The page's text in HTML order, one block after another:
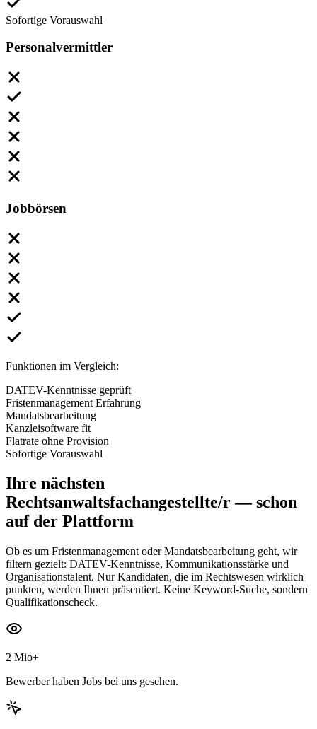
Sofortige Vorauswahl
Personalvermittler
Jobbörsen
Funktionen im Vergleich:
DATEV-Kenntnisse geprüft
Fristenmanagement Erfahrung
Mandatsbearbeitung
Kanzleisoftware fit
Flatrate ohne Provision
Sofortige Vorauswahl
Ihre nächsten
Rechtsanwaltsfachangestellte/r— schon
auf der Plattform
Ob es um Fristenmanagement oder Mandatsbearbeitung geht, wir
filtern gezielt: DATEV-Kenntnisse, Kommunikationsstärke und
Organisationstalent. Nur Kandidaten, die im Rechtswesen wirklich
punkten, werden Ihnen präsentiert. Keine Keyword-Suche, sondern
Qualifikationscheck.
2 Mio+
Bewerber haben Jobs bei uns gesehen.